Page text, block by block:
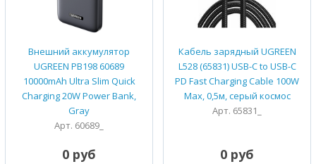
Внешний аккумулятор
UGREEN PB198 60689
10000mAh Ultra Slim Quick
Charging 20W Power Bank,
Gray
Арт. 60689_
0 руб
Кабель зарядный UGREEN
L528 (65831) USB-C to USB-C
PD Fast Charging Cable 100W
Max, 0,5м, серый космос
Арт. 65831_
0 руб